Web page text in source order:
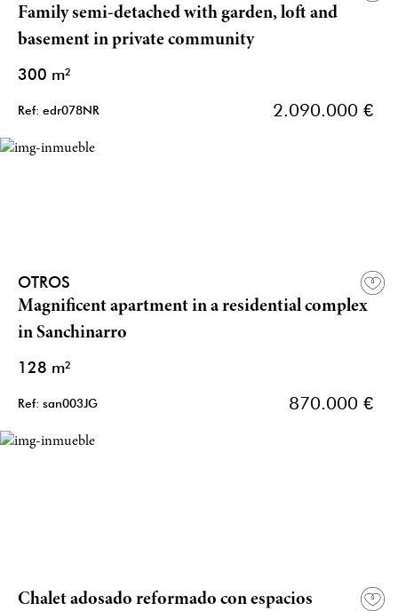
Family semi-detached with garden, loft and
basement in private community
300 m²
Ref: edr078NR 2.090.000 €
OTROS
Magnificent apartment in a residential complex
in Sanchinarro
128 m²
Ref: san003JG 870.000 €
Chalet adosado reformado con espacios